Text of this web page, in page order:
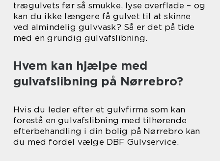
trægulvets før så smukke, lyse overflade – og
kan du ikke længere få gulvet til at skinne
ved almindelig gulvvask? Så er det på tide
med en grundig gulvafslibning.
Hvem kan hjælpe med
gulvafslibning på Nørrebro?
Hvis du leder efter et gulvfirma som kan
forestå en gulvafslibning med tilhørende
efterbehandling i din bolig på Nørrebro kan
du med fordel vælge DBF Gulvservice.